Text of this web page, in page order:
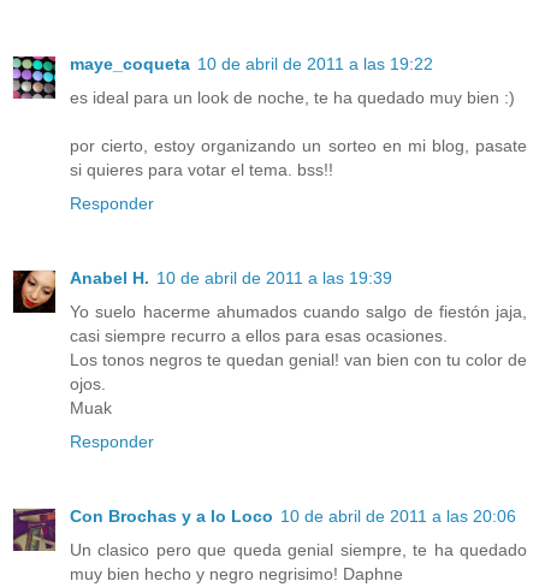
maye_coqueta 10 de abril de 2011 a las 19:22
es ideal para un look de noche, te ha quedado muy bien :)
por cierto, estoy organizando un sorteo en mi blog, pasate
si quieres para votar el tema. bss!!
Responder
Anabel H. 10 de abril de 2011 a las 19:39
Yo suelo hacerme ahumados cuando salgo de fiestón jaja,
casi siempre recurro a ellos para esas ocasiones.
Los tonos negros te quedan genial! van bien con tu color de
ojos.
Muak
Responder
Con Brochas y a lo Loco 10 de abril de 2011 a las 20:06
Un clasico pero que queda genial siempre, te ha quedado
muy bien hecho y negro negrisimo! Daphne